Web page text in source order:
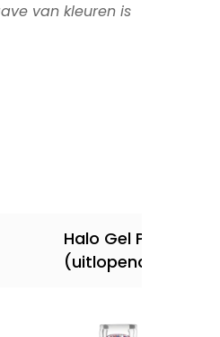
van kleuren is
Halo Gel Polish
(uitlopend)